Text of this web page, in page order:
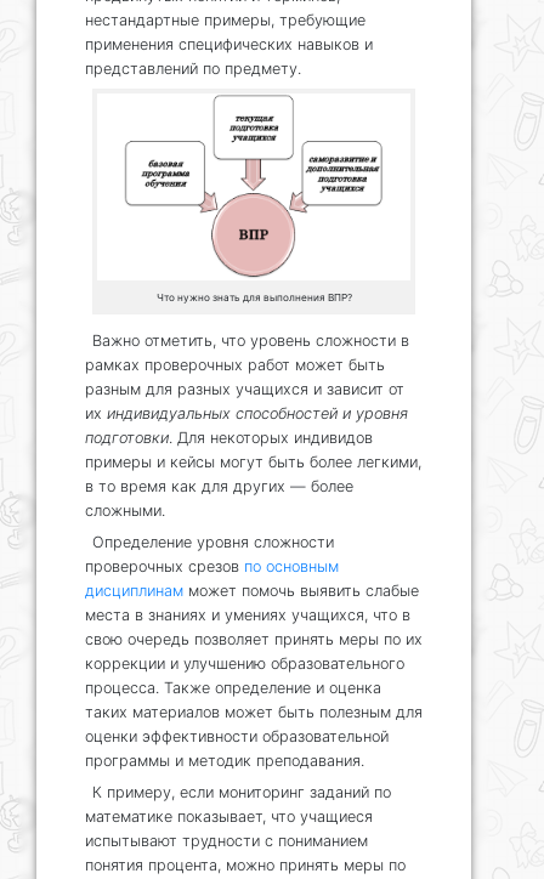
нестандартные примеры, требующие
применения специфических навыков и
представлений по предмету.
Что нужно знать для выполнения ВПР?
Важно отметить, что уровень сложности в
рамках проверочных работ может быть
разным для разных учащихся и зависит от
их индивидуальных способностей и уровня
подготовки. Для некоторых индивидов
примеры и кейсы могут быть более легкими,
в то время как для других — более
сложными.
Определение уровня сложности
проверочных срезов по основным
дисциплинам может помочь выявить слабые
места в знаниях и умениях учащихся, что в
свою очередь позволяет принять меры по их
коррекции и улучшению образовательного
процесса. Также определение и оценка
таких материалов может быть полезным для
оценки эффективности образовательной
программы и методик преподавания.
К примеру, если мониторинг заданий по
математике показывает, что учащиеся
испытывают трудности с пониманием
понятия процента, можно принять меры по